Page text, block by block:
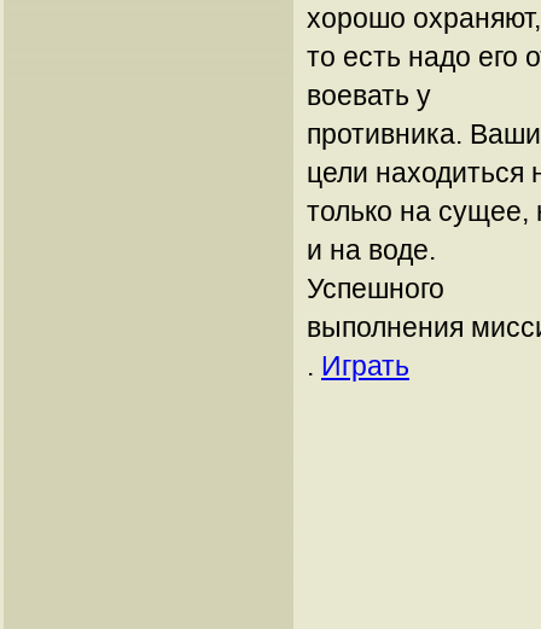
хорошо охраняют,
то есть надо его
воевать у
противника. Ваши
цели находиться
только на сущее,
и на воде.
Успешного
выполнения
. Играть